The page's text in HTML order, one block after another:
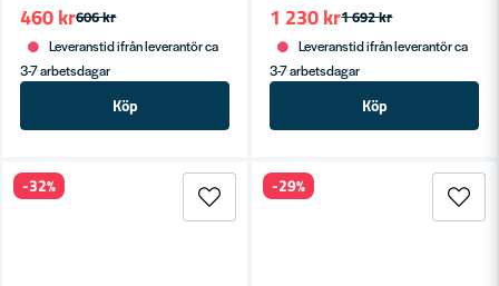
606 kr
460 kr
Leveranstid ifrån leverantör ca
3-7 arbetsdagar
Köp
1 692 kr
1 230 kr
Leveranstid ifrån leverantör ca
3-7 arbetsdagar
Köp
-32% -29%